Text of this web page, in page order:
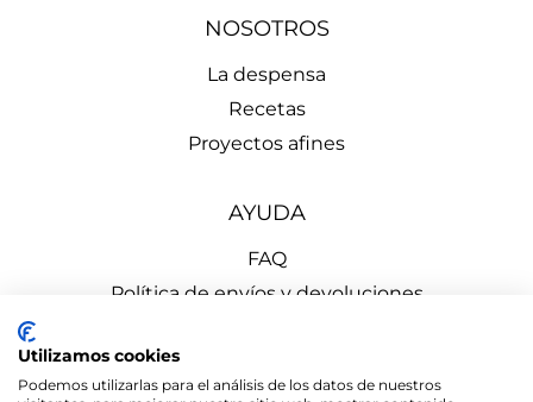
NOSOTROS
La despensa
Recetas
Proyectos afines
AYUDA
FAQ
Política de envíos y devoluciones
Política de Privacidad
Política de Cookies
Utilizamos cookies
Podemos utilizarlas para el análisis de los datos de nuestros